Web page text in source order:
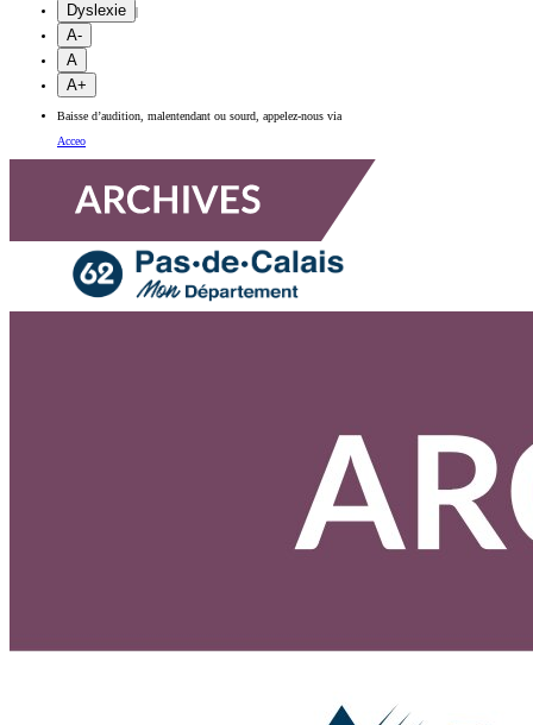
Dyslexie |
A-
A
A+
Baisse d’audition, malentendant ou sourd, appelez-nous via
Acceo